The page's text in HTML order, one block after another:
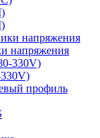
напряжения
профиль